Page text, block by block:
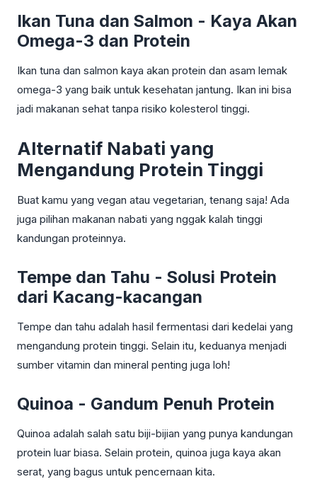
Ikan Tuna dan Salmon - Kaya Akan
Omega-3 dan Protein
Ikan tuna dan salmon kaya akan protein dan asam lemak
omega-3 yang baik untuk kesehatan jantung. Ikan ini bisa
jadi makanan sehat tanpa risiko kolesterol tinggi.
Alternatif Nabati yang
Mengandung Protein Tinggi
Buat kamu yang vegan atau vegetarian, tenang saja! Ada
juga pilihan makanan nabati yang nggak kalah tinggi
kandungan proteinnya.
Tempe dan Tahu - Solusi Protein
dari Kacang-kacangan
Tempe dan tahu adalah hasil fermentasi dari kedelai yang
mengandung protein tinggi. Selain itu, keduanya menjadi
sumber vitamin dan mineral penting juga loh!
Quinoa - Gandum Penuh Protein
Quinoa adalah salah satu biji-bijian yang punya kandungan
protein luar biasa. Selain protein, quinoa juga kaya akan
serat, yang bagus untuk pencernaan kita.